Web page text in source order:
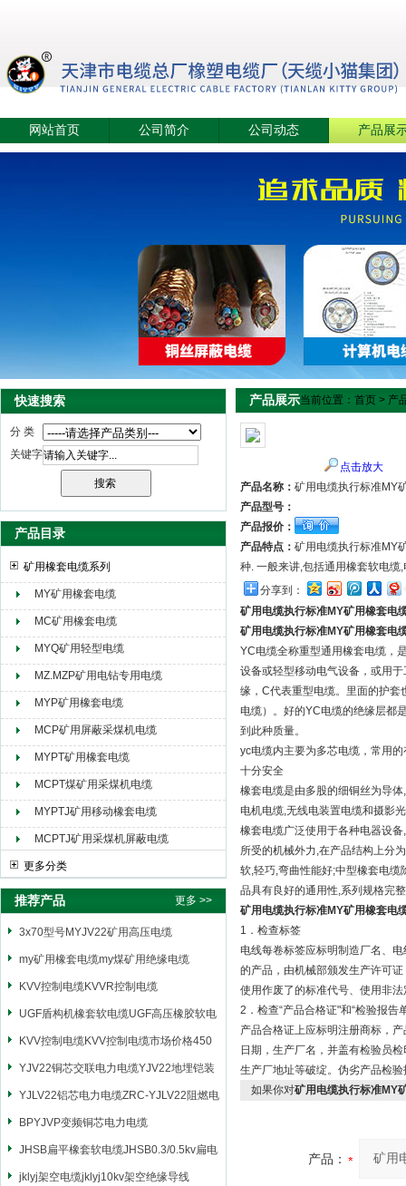
天津市电缆总厂橡塑电缆厂（天缆小猫集团）
网站首页 公司简介 公司动态 产品展
快速搜索
分 类
关键字
产品目录
矿用橡套电缆系列
MY矿用橡套电缆
MC矿用橡套电缆
MYQ矿用轻型电缆
MZ.MZP矿用电钻专用电缆
MYP矿用橡套电缆
MCP矿用屏蔽采煤机电缆
MYPT矿用橡套电缆
MCPT煤矿用采煤机电缆
MYPTJ矿用移动橡套电缆
MCPTJ矿用采煤机屏蔽电缆
更多分类
推荐产品 更多 >>
3x70型号MYJV22矿用高压电缆
my矿用橡套电缆my煤矿用绝缘电缆
KVV控制电缆KVVR控制电缆
UGF盾构机橡套软电缆UGF高压橡胶软电
缆
KVV控制电缆KVV控制电缆市场价格450
YJV22铜芯交联电力电缆YJV22地埋铠装
电源电缆
YJLV22铝芯电力电缆ZRC-YJLV22阻燃电
力电缆
BPYJVP变频铜芯电力电缆
JHSB扁平橡套软电缆JHSB0.3/0.5kv扁电
缆
jklyj架空电缆jklyj10kv架空绝缘导线
产品展示当前位置： 首页 > 产
点击放大
产品名称： 矿用电缆执行标准MY
产品型号：
产品报价：
产品特点： 矿用电缆执行标准MY
种. 一般来讲,包括通用橡套软电
分享到：
矿用电缆执行标准MY矿用橡套电
矿用电缆执行标准MY矿用橡套电
YC电缆全称重型通用橡套电缆，
设备或轻型移动电气设备，或用
缘，C代表重型电缆。里面的护套
电缆）。好的YC电缆的绝缘层都
到此种质量。
yc电缆内主要为多芯电缆，常用
十分安全
橡套电缆是由多股的细铜丝为导
电机电缆,无线电装置电缆和摄影
橡套电缆广泛使用于各种电器设
所受的机械外力,在产品结构上分
软,轻巧,弯曲性能好;中型橡套电
品具有良好的通用性,系列规格完
矿用电缆执行标准MY矿用橡套电
1．检查标签
电线每卷标签应标明制造厂名、
的产品，由机械部颁发生产许可
使用作废了的标准代号、使用非
2．检查“产品合格证"和“检验报告
产品合格证上应标明注册商标，
日期，生产厂名，并盖有检验员
生产厂地址等破绽。伪劣产品检
如果你对矿用电缆执行标准MY
产品：